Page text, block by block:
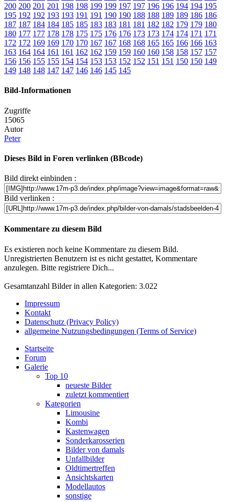
200 200 201 201 198 198 199 199 197 197 196 196 194 194 195
195 192 192 193 193 191 191 190 190 188 188 189 189 186 186
187 187 184 184 185 185 183 183 181 181 182 182 179 179 180
180 177 177 178 178 175 175 176 176 173 173 174 174 171 171
172 172 169 169 170 170 167 167 168 168 165 165 166 166 163
163 164 164 161 161 162 162 159 159 160 160 158 158 157 157
156 156 155 155 154 154 153 153 152 152 151 151 150 150 149
149 148 148 147 147 146 146 145 145
Bild-Informationen
Zugriffe
15065
Autor
Peter
Dieses Bild in Foren verlinken (BBcode)
Bild direkt einbinden :
Bild verlinken :
Kommentare zu diesem Bild
Es existieren noch keine Kommentare zu diesem Bild.
Unregistrierten Benutzern ist es nicht gestattet, Kommentare
anzulegen. Bitte registriere Dich...
Gesamtanzahl Bilder in allen Kategorien: 3.022
Impressum
Kontakt
Datenschutz (Privacy Policy)
allgemeine Nutzungsbedingungen (Terms of Service)
Startseite
Forum
Galerie
Top 10
neueste Bilder
zuletzt kommentiert
Kategorien
Limousine
Kombi
Kastenwagen
Sonderkarosserien
Bilder von damals
Unfallbilder
Oldtimertreffen
Ansichtskarten
Modellautos
sonstige